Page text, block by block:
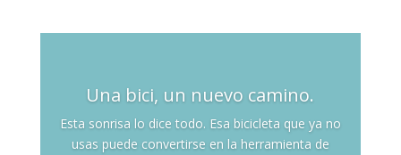
Una bici, un nuevo camino.
Esta sonrisa lo dice todo. Esa bicicleta que ya no
usas puede convertirse en la herramienta de